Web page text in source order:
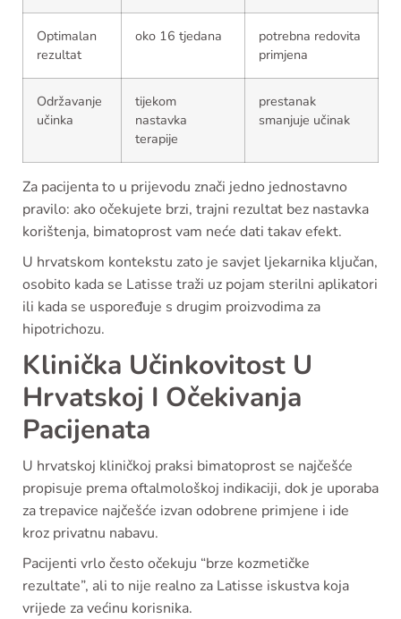
Optimalan
rezultat
oko 16 tjedana
potrebna redovita
primjena
Održavanje
učinka
tijekom
nastavka
terapije
prestanak
smanjuje učinak
Za pacijenta to u prijevodu znači jedno jednostavno
pravilo: ako očekujete brzi, trajni rezultat bez nastavka
korištenja, bimatoprost vam neće dati takav efekt.
U hrvatskom kontekstu zato je savjet ljekarnika ključan,
osobito kada se Latisse traži uz pojam sterilni aplikatori
ili kada se uspoređuje s drugim proizvodima za
hipotrichozu.
Klinička Učinkovitost U
Hrvatskoj I Očekivanja
Pacijenata
U hrvatskoj kliničkoj praksi bimatoprost se najčešće
propisuje prema oftalmološkoj indikaciji, dok je uporaba
za trepavice najčešće izvan odobrene primjene i ide
kroz privatnu nabavu.
Pacijenti vrlo često očekuju “brze kozmetičke
rezultate”, ali to nije realno za Latisse iskustva koja
vrijede za većinu korisnika.